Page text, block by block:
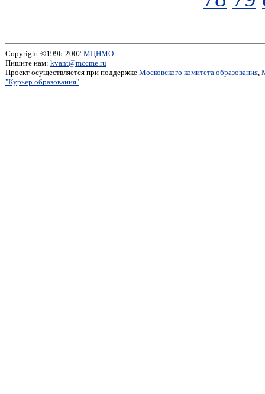
Copyright ©1996-2002 МЦНМО
Пишите нам: kvant@mccme.ru
Проект осуществляется при поддержке Московского комитета образования,
"Курьер образования"